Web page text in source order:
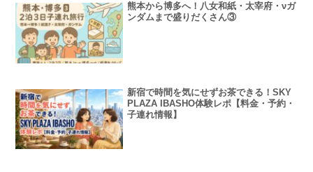
熊本から博多へ！八女和紙・太宰府・νガ
ンダムまで盛りだくさん③
新宿で時間を気にせずお茶できる！SKY
PLAZA IBASHO体験レポ【料金・予約・
子連れ情報】